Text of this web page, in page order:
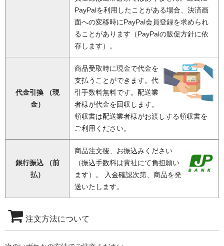
PayPalを利用したことがある場合、決済画
面への変移時にPayPal会員登録を求められ
ることがあります（PayPalの販促方針に依
存します）。
代金引換 （現
金）
商品受取時に現金で代金を
支払うことができます。代
引手数料無料です。配送業
者様が代金を回収します。
領収書は配送業者様がお渡しする領収書を
ご利用ください。
銀行振込 （前
払）
商品注文後、お振込みください
（振込手数料は貴社にて負担願い
ます）。 入金確認次第、商品を発
送いたします。
注文方法について